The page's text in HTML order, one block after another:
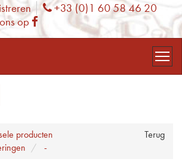
Phone
+33 (0)1 60 58 46 20
op Facebook
Terug
producten
-